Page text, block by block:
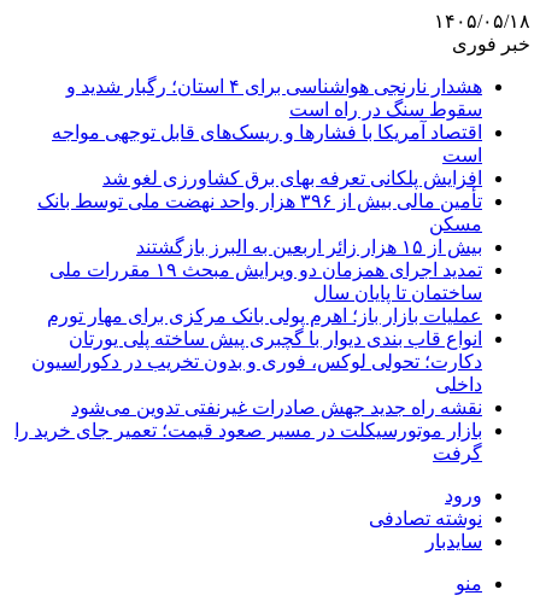
۱۴۰۵/۰۵/۱۸
خبر فوری
هشدار نارنجی هواشناسی برای ۴ استان؛ رگبار شدید و
سقوط سنگ در راه است
اقتصاد آمریکا با فشارها و ریسک‌های قابل توجهی مواجه
است
افزایش پلکانی تعرفه بهای برق کشاورزی لغو شد
تأمین مالی بیش از ۳۹۶ هزار واحد نهضت ملی توسط بانک
مسکن
بیش از ۱۵ هزار زائر اربعین به البرز بازگشتند
تمدید اجرای همزمان دو ویرایش مبحث ۱۹ مقررات ملی
ساختمان تا پایان سال
عملیات بازار باز؛ اهرم پولی بانک مرکزی برای مهار تورم
انواع قاب بندی دیوار با گچبری پیش ساخته پلی یورتان
دکارت؛ تحولی لوکس، فوری و بدون تخریب در دکوراسیون
داخلی
نقشه راه جدید جهش صادرات غیرنفتی تدوین می‌شود
بازار موتورسیکلت در مسیر صعود قیمت؛ تعمیر جای خرید را
گرفت
ورود
نوشته تصادفی
سایدبار
منو